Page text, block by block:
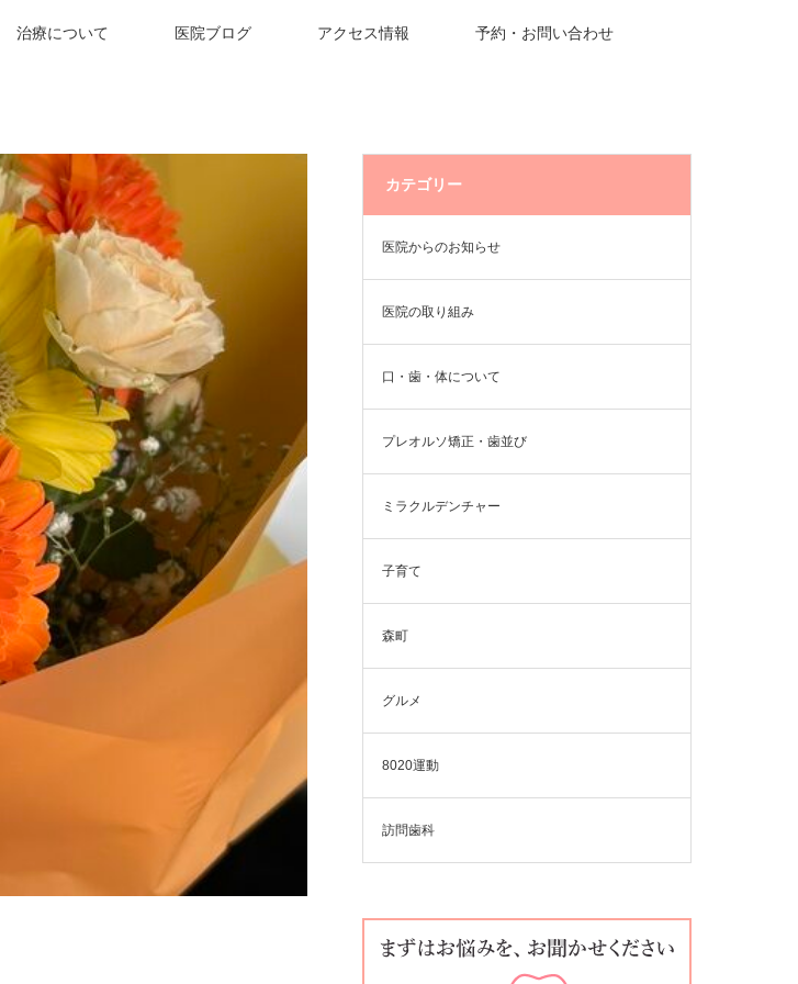
治療について 医院ブログ アクセス情報 予約・お問い合わせ
カテゴリー
医院からのお知らせ
医院の取り組み
口・歯・体について
プレオルソ矯正・歯並び
ミラクルデンチャー
子育て
森町
グルメ
8020運動
訪問歯科